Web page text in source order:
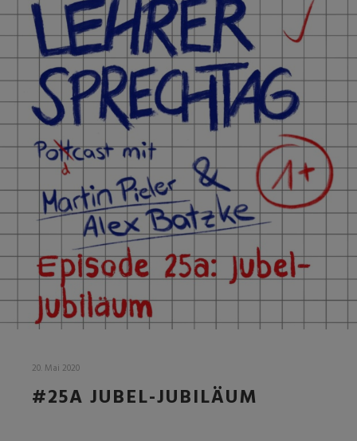
20. Mai 2020
#25A JUBEL-JUBILÄUM